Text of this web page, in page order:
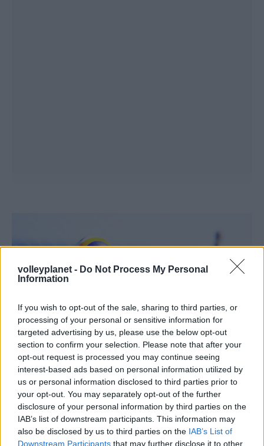
volleyplanet - Do Not Process My Personal
Information
If you wish to opt-out of the sale, sharing to third parties, or
processing of your personal or sensitive information for
targeted advertising by us, please use the below opt-out
section to confirm your selection. Please note that after your
opt-out request is processed you may continue seeing
interest-based ads based on personal information utilized by
us or personal information disclosed to third parties prior to
your opt-out. You may separately opt-out of the further
disclosure of your personal information by third parties on the
IAB’s list of downstream participants. This information may
also be disclosed by us to third parties on the IAB’s List of
Downstream Participants that may further disclose it to other
BEACH VOLLEY 10/06/2016
Μπλοκ και θέαμα στα Χανιά
Στην αμμουδερή παραλία των Αγίων Αποστόλων των
Χανίων, ξεκίνησαν σε ιδανικές καιρικές συνθήκες σήμερα το